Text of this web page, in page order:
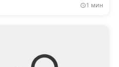
1 мин